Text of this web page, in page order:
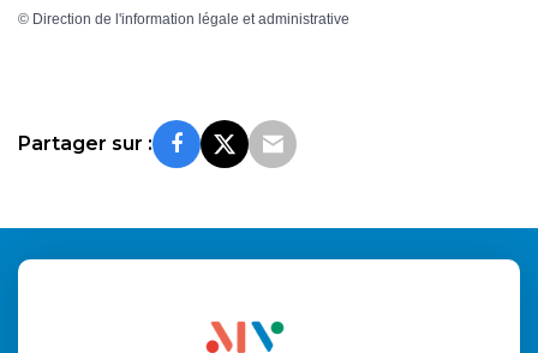
© Direction de l'information légale et administrative
Partager sur :